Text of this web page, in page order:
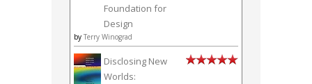
Foundation for
Design
by Terry Winograd
Disclosing New
Worlds: